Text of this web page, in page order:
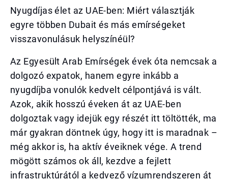
Nyugdíjas élet az UAE-ben: Miért választják
egyre többen Dubait és más emírségeket
visszavonulásuk helyszínéül?
Az Egyesült Arab Emírségek évek óta nemcsak a
dolgozó expatok, hanem egyre inkább a
nyugdíjba vonulók kedvelt célpontjává is vált.
Azok, akik hosszú éveken át az UAE-ben
dolgoztak vagy idejük egy részét itt töltötték, ma
már gyakran döntnek úgy, hogy itt is maradnak –
még akkor is, ha aktív éveiknek vége. A trend
mögött számos ok áll, kezdve a fejlett
infrastruktúrától a kedvező vízumrendszeren át